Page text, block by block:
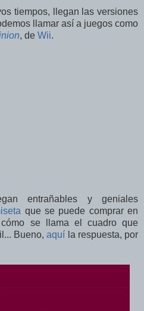
tiempos, llegan las versiones
llamar así a juegos como
, de Wii.
entrañables y geniales
que se puede comprar en
se llama el cuadro que
Bueno,aquí la respuesta, por